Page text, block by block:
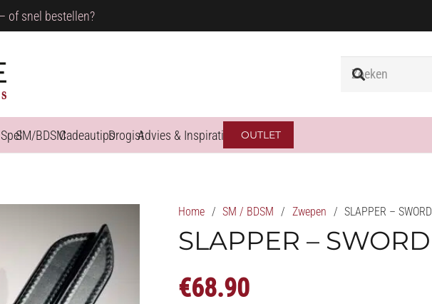
of snel bestellen?
SM/BDSMCadeautipsDrogistAdvies & Inspiratie OUTLET
Home / SM / BDSM / Zwepen / SLAPPER – SWORD
SLAPPER – SWORD
€68.90